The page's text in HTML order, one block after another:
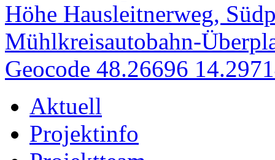
Höhe Hausleitnerweg,
Mühlkreisautobahn-
Geocode 48.26696
Aktuell
Projektinfo